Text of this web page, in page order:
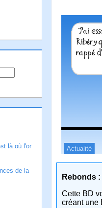
là où l'or
de la
Actualité
Rebonds :
Cette BD
créant une